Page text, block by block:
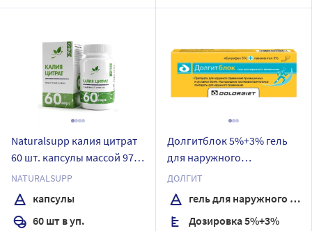
Naturalsupp калия цитрат
60 шт. капсулы массой 970
мг
NATURALSUPP
капсулы
60 шт в уп.
Долгитблок 5%+3% гель
для наружного
применения 20 гр
ДОЛГИТ
гель для наружного применения
Дозировка 5%+3%